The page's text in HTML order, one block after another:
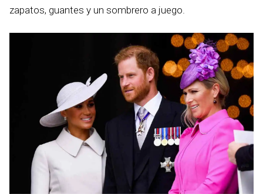
zapatos, guantes y un sombrero a juego.